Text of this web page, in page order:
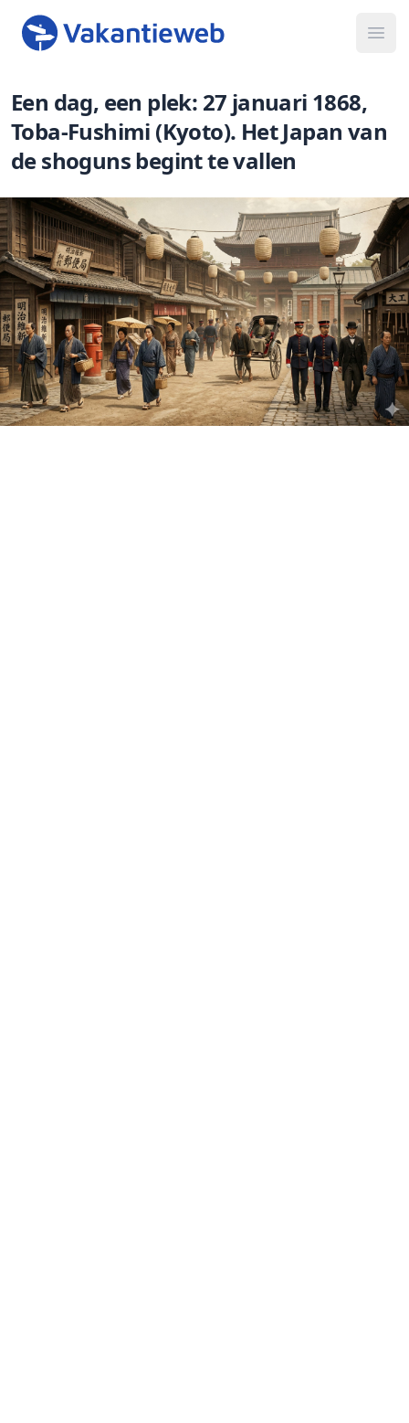
Een dag, een plek: 27 januari 1868,
Toba-Fushimi (Kyoto). Het Japan van
de shoguns begint te vallen